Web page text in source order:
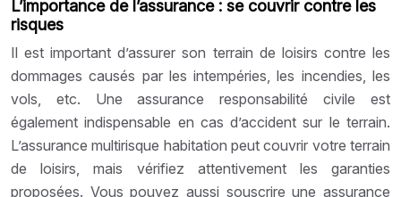
L’importance de l’assurance : se couvrir contre les
risques
Il est important d’assurer son terrain de loisirs contre les
dommages causés par les intempéries, les incendies, les
vols, etc. Une assurance responsabilité civile est
également indispensable en cas d’accident sur le terrain.
L’assurance multirisque habitation peut couvrir votre terrain
de loisirs, mais vérifiez attentivement les garanties
proposées. Vous pouvez aussi souscrire une assurance